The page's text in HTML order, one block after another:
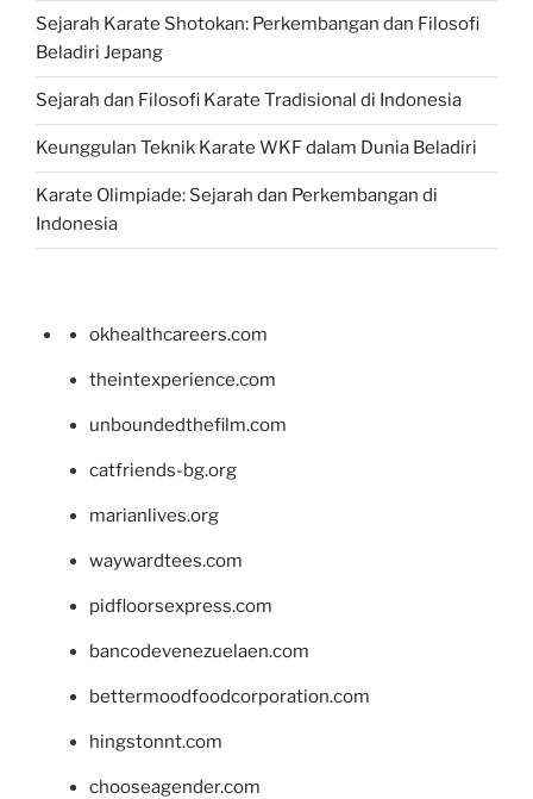
Sejarah Karate Shotokan: Perkembangan dan Filosofi
Beladiri Jepang
Sejarah dan Filosofi Karate Tradisional di Indonesia
Keunggulan Teknik Karate WKF dalam Dunia Beladiri
Karate Olimpiade: Sejarah dan Perkembangan di
Indonesia
okhealthcareers.com
theintexperience.com
unboundedthefilm.com
catfriends-bg.org
marianlives.org
waywardtees.com
pidfloorsexpress.com
bancodevenezuelaen.com
bettermoodfoodcorporation.com
hingstonnt.com
chooseagender.com